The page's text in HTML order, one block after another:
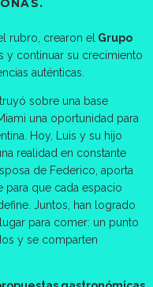
rubro, crearon el Grupo
y continuar su crecimiento
auténticas.
sobre una base
una oportunidad para
Hoy, Luis y su hijo
realidad en constante
de Federico, aporta
para que cada espacio
Juntos, han logrado
para comer: un punto
y se comparten